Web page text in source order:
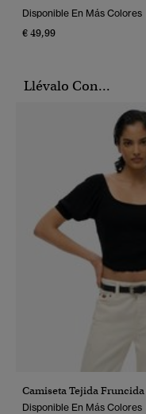
Disponible En Más Colores
€ 49,99
Llévalo Con...
Camiseta Tejida Fruncida
Disponible En Más Colores